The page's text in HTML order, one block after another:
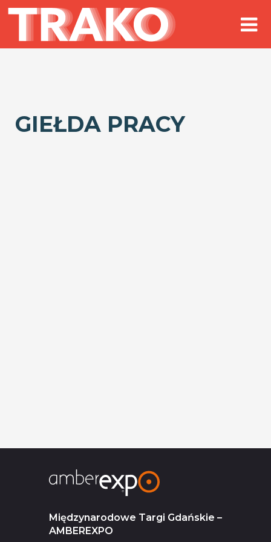
GIEŁDA PRACY
Międzynarodowe Targi Gdańskie –
AMBEREXPO